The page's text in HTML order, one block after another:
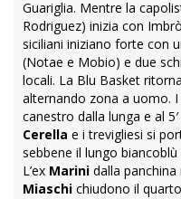
Guariglia. Mentre la
Rodriguez) inizia con
siciliani iniziano forte con
(Notae e Mobio) e due
locali. La Blu Basket
alternando zona a uomo.
canestro dalla lunga e al
Cerella e i trevigliesi si
sebbene il lungo
L’ex Marini dalla
Miaschi chiudono il